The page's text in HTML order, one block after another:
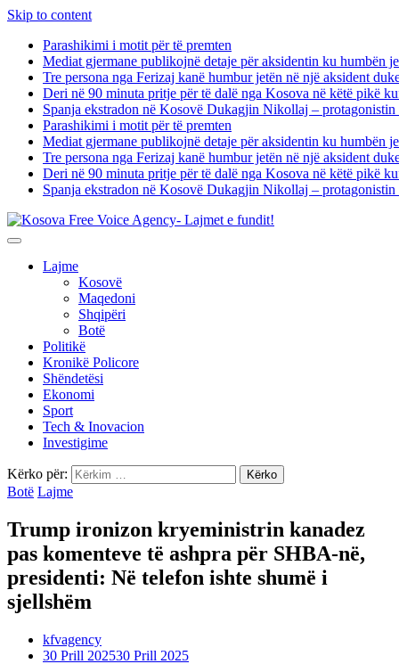
Skip to content
Parashikimi i motit për të premten
Mediat gjermane publikojnë detaje për aksidentin ku humbën
Tre persona nga Ferizaj kanë humbur jetën në një aksident
Deri në 90 minuta pritje për të dalë nga Kosova në këtë pikë
Spanja ekstradon në Kosovë Dukagjin Nikollaj – protagonistin
Parashikimi i motit për të premten
Mediat gjermane publikojnë detaje për aksidentin ku humbën
Tre persona nga Ferizaj kanë humbur jetën në një aksident
Deri në 90 minuta pritje për të dalë nga Kosova në këtë pikë
Spanja ekstradon në Kosovë Dukagjin Nikollaj – protagonistin
Lajme
Kosovë
Maqedoni
Shqipëri
Botë
Politikë
Kronikë Policore
Shëndetësi
Ekonomi
Sport
Tech & Inovacion
Investigime
Kërko për:
Botë Lajme
Trump ironizon kryeministrin kanadez
pas komenteve të ashpra për SHBA-në,
presidenti: Në telefon ishte shumë i
sjellshëm
kfvagency
30 Prill 202530 Prill 2025